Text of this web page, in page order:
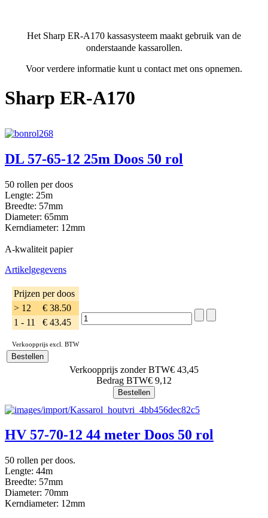
Het Sharp ER-A170 kassasysteem maakt gebruik van de
onderstaande kassarollen.
Voor verdere informatie kunt u contact met ons opnemen.
Sharp ER-A170
DL 57-65-12 25m Doos 50 rol
50 rollen per doos
Lengte: 25m
Breedte: 57mm
Diameter: 65mm
Kerndiameter: 12mm
A-kwaliteit papier
Artikelgegevens
Prijzen per doos
> 12
€ 38.50
1 - 11
€ 43.45
Verkoopprijs excl. BTW
Verkoopprijs zonder BTW€ 43,45
Bedrag BTW€ 9,12
HV 57-70-12 44 meter Doos 50 rol
50 rollen per doos.
Lengte: 44m
Breedte: 57mm
Diameter: 70mm
Kerndiameter: 12mm